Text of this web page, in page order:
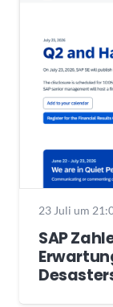
23 Juli um
SAP